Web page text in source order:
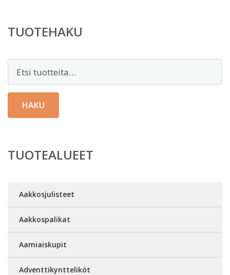
TUOTEHAKU
HAKU
TUOTEALUEET
Aakkosjulisteet
Aakkospalikat
Aamiaiskupit
Adventtikyntteliköt